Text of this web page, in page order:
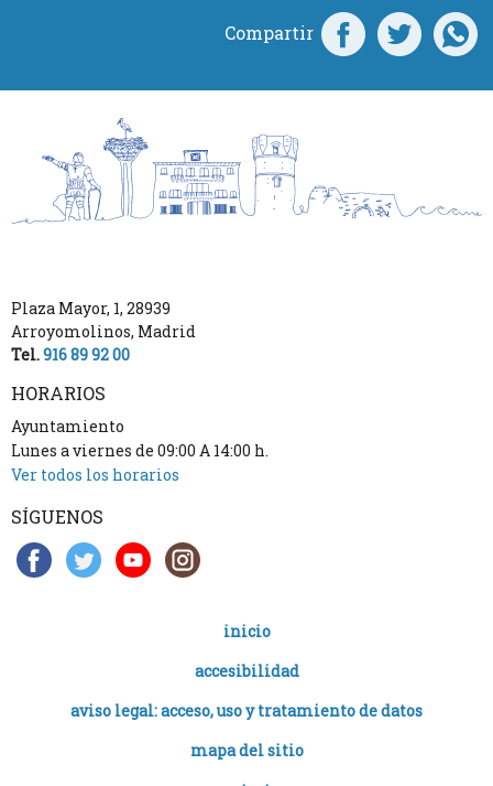
Compartir
Plaza Mayor, 1, 28939
Arroyomolinos, Madrid
Tel.916 89 92 00
HORARIOS
Ayuntamiento
Lunes a viernes de 09:00 A 14:00 h.
Ver todos los horarios
SÍGUENOS
inicio
accesibilidad
aviso legal: acceso, uso y tratamiento de datos
mapa del sitio